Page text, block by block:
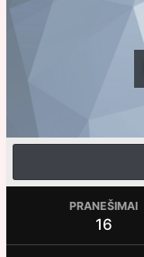
PRANEŠIMAI
16